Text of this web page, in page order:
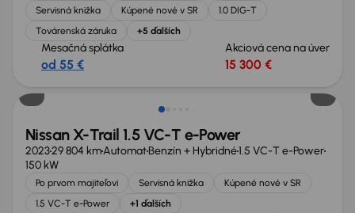
Servisná knižka Kúpené nové v SR
1.0 DIG-T
Továrenská záruka
+5 ďalších
Mesačná splátka
od 55 €
Akciová cena na úver
15 300 €
Zlacnené o 4 000 €
Nissan X-Trail 1.5 VC-T e-Power
202329 804 kmAutomatBenzín + Hybridné1.5 VC-T e-Power
150 kW
Po prvom majiteľovi Servisná knižka
Kúpené nové v SR
1.5 VC-T e-Power
+1 ďalších